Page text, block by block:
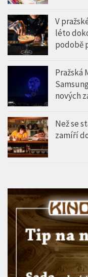
V
léto
podobě
Pražská
nových
Než se
zamíří